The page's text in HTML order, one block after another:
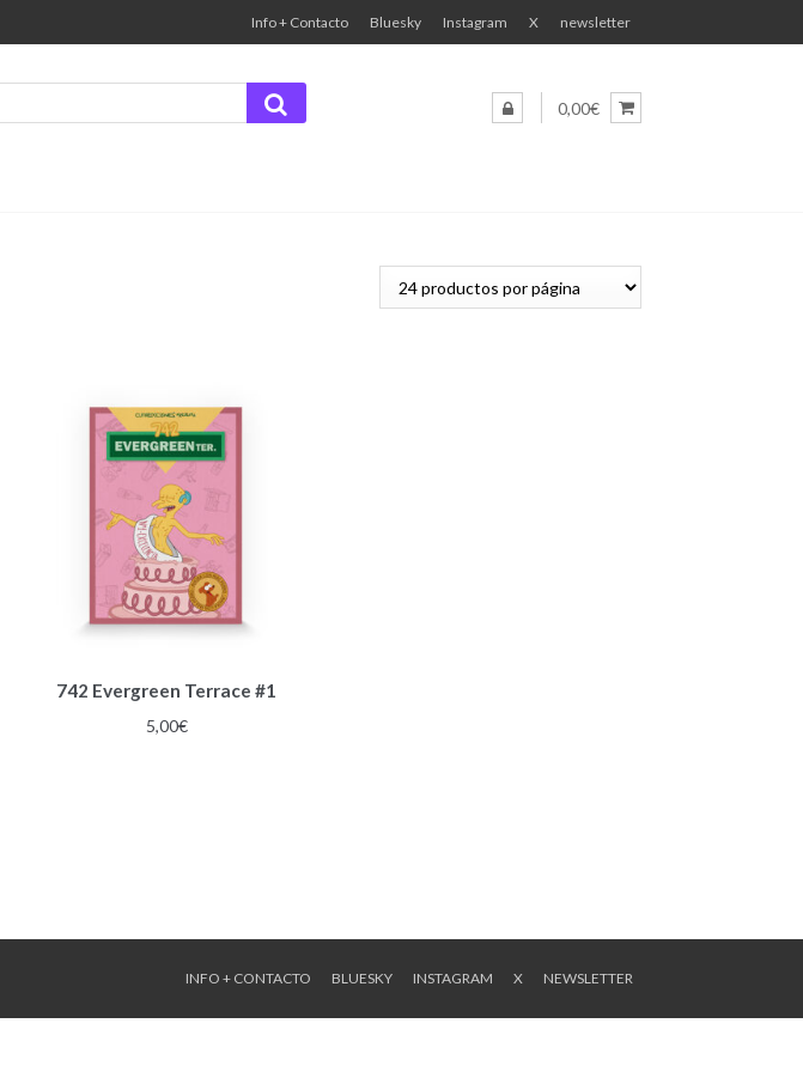
Info + Contacto Bluesky Instagram X newsletter
0,00€
742 Evergreen Terrace #1
5,00€
INFO + CONTACTO BLUESKY INSTAGRAM X NEWSLETTER